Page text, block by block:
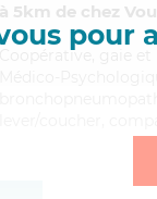
pour
à 5km de chez
Coopérative
, gaie
Médico-